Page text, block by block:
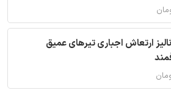
ارتعاش اجباری تیرهای عمیق